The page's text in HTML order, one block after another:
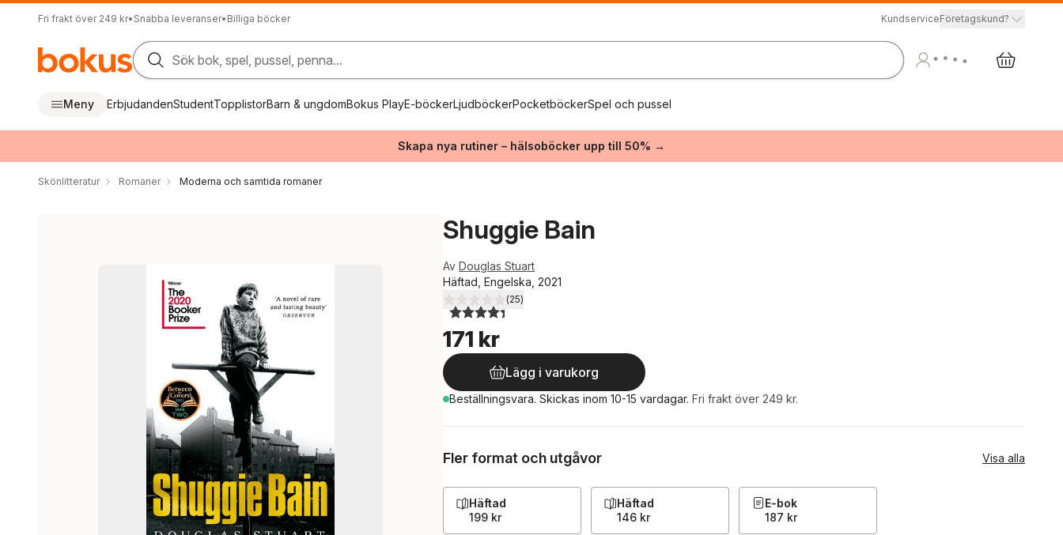
Fri frakt över 249 kr• Snabba leveranser• Billiga böcker KundserviceFöretagskund?
Sök bok, spel, pussel, penna...
Meny ErbjudandenStudentTopplistorBarn & ungdomBokus PlayE-böckerLjudböckerPocketböckerSpel och pussel
Skapa nya rutiner – hälsoböcker upp till 50% →
Skönlitteratur Romaner Moderna och samtida romaner
Shuggie Bain
Av Douglas Stuart
Häftad, Engelska, 2021
4,4utav 5 stjärnor. Totalt antal röster:
(25)
171 kr
Lägg i varukorg
Beställningsvara. Skickas inom 10-15 vardagar. Fri frakt över 249 kr.
Fler format och utgåvor Visa alla
Häftad
199 kr
Häftad
146 kr
E-bok
187 kr